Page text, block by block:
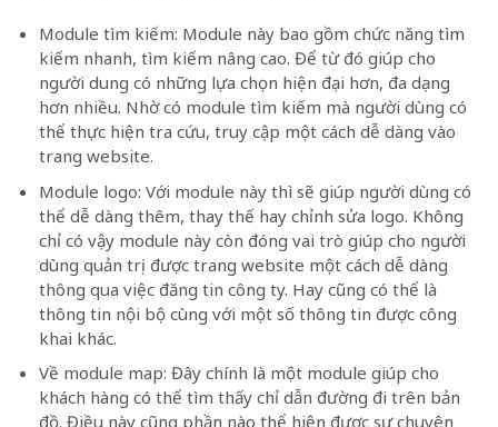
Module tìm kiếm: Module này bao gồm chức năng tìm
kiếm nhanh, tìm kiếm nâng cao. Để từ đó giúp cho
người dung có những lựa chọn hiện đại hơn, đa dạng
hơn nhiều. Nhờ có module tìm kiếm mà người dùng có
thể thực hiện tra cứu, truy cập một cách dễ dàng vào
trang website.
Module logo: Với module này thì sẽ giúp người dùng có
thể dễ dàng thêm, thay thế hay chỉnh sửa logo. Không
chỉ có vậy module này còn đóng vai trò giúp cho người
dùng quản trị được trang website một cách dễ dàng
thông qua việc đăng tin công ty. Hay cũng có thể là
thông tin nội bộ cùng với một số thông tin được công
khai khác.
Về module map: Đây chính là một module giúp cho
khách hàng có thể tìm thấy chỉ dẫn đường đi trên bản
đồ. Điều này cũng phần nào thể hiện được sự chuyên